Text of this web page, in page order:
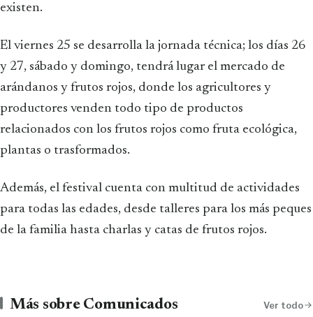
existen.
El viernes 25 se desarrolla la jornada técnica; los días 26
y 27, sábado y domingo, tendrá lugar el mercado de
arándanos y frutos rojos, donde los agricultores y
productores venden todo tipo de productos
relacionados con los frutos rojos como fruta ecológica,
plantas o trasformados.
Además, el festival cuenta con multitud de actividades
para todas las edades, desde talleres para los más peques
de la familia hasta charlas y catas de frutos rojos.
Más sobre Comunicados Ver todo